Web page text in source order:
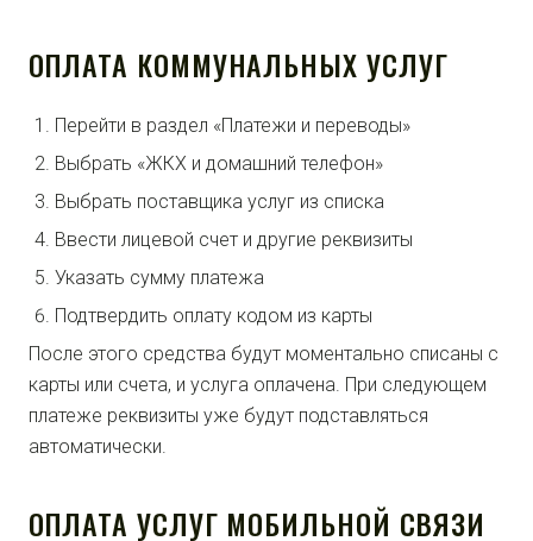
ОПЛАТА КОММУНАЛЬНЫХ УСЛУГ
Перейти в раздел «Платежи и переводы»
Выбрать «ЖКХ и домашний телефон»
Выбрать поставщика услуг из списка
Ввести лицевой счет и другие реквизиты
Указать сумму платежа
Подтвердить оплату кодом из карты
После этого средства будут моментально списаны с
карты или счета, и услуга оплачена. При следующем
платеже реквизиты уже будут подставляться
автоматически.
ОПЛАТА УСЛУГ МОБИЛЬНОЙ СВЯЗИ